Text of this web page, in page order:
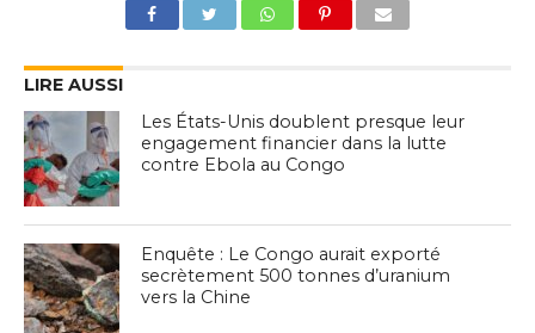
LIRE AUSSI
Les États-Unis doublent presque leur
engagement financier dans la lutte
contre Ebola au Congo
Enquête : Le Congo aurait exporté
secrètement 500 tonnes d’uranium
vers la Chine